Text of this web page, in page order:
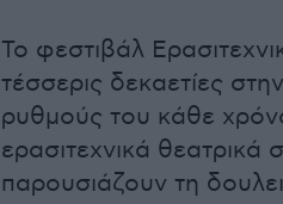
Το φεστιβάλ
τέσσερις δεκαετίες
ρυθμούς του κάθε
ερασιτεχνικά
παρουσιάζουν τη